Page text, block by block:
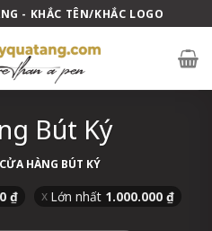
- KHẮC TÊN/KHẮC LOGO
Bút Ký
CỬA HÀNG BÚT KÝ
₫ Lớn nhất 1.000.000 ₫